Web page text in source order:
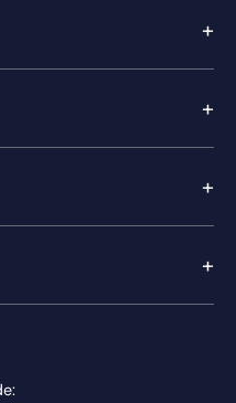
+
+
+
+